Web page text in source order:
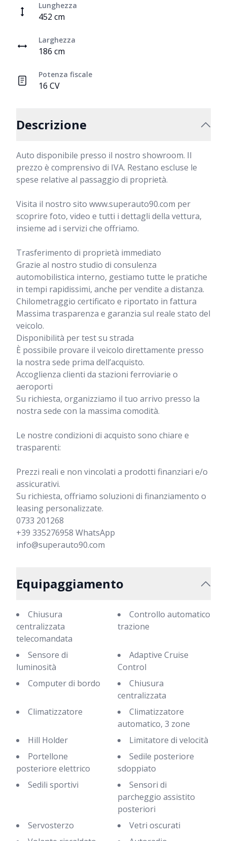
Lunghezza
452 cm
Larghezza
186 cm
Potenza fiscale
16 CV
Descrizione
Auto disponibile presso il nostro showroom. Il
prezzo è comprensivo di IVA. Restano escluse le
spese relative al passaggio di proprietà.
Visita il nostro sito www.superauto90.com per
scoprire foto, video e tutti i dettagli della vettura,
insieme ad i servizi che offriamo.
Trasferimento di proprietà immediato
Grazie al nostro studio di consulenza
automobilistica interno, gestiamo tutte le pratiche
in tempi rapidissimi, anche per vendite a distanza.
﻿Chilometraggio certificato e riportato in fattura
Massima trasparenza e garanzia sul reale stato del
veicolo.
Disponibilità per test su strada
È possibile provare il veicolo direttamente presso
la nostra sede prima dell’acquisto.
Accoglienza clienti da stazioni ferroviarie o
aeroporti
Su richiesta, organizziamo il tuo arrivo presso la
nostra sede con la massima comodità.
Le nostre condizioni di acquisto sono chiare e
trasparenti:
Prezzi reali e non vincolati a prodotti finanziari e/o
assicurativi.
Su richiesta, offriamo soluzioni di finanziamento o
leasing personalizzate.
0733 201268
+39 335276958 WhatsApp
info@superauto90.com
Equipaggiamento
Chiusura
centralizzata
telecomandata
Controllo automatico
trazione
Sensore di
luminosità
Adaptive Cruise
Control
Computer di bordo
Chiusura
centralizzata
Climatizzatore
Climatizzatore
automatico, 3 zone
Hill Holder
Limitatore di velocità
Portellone
posteriore elettrico
Sedile posteriore
sdoppiato
Sedili sportivi
Sensori di
parcheggio assistito
posteriori
Servosterzo
Vetri oscurati